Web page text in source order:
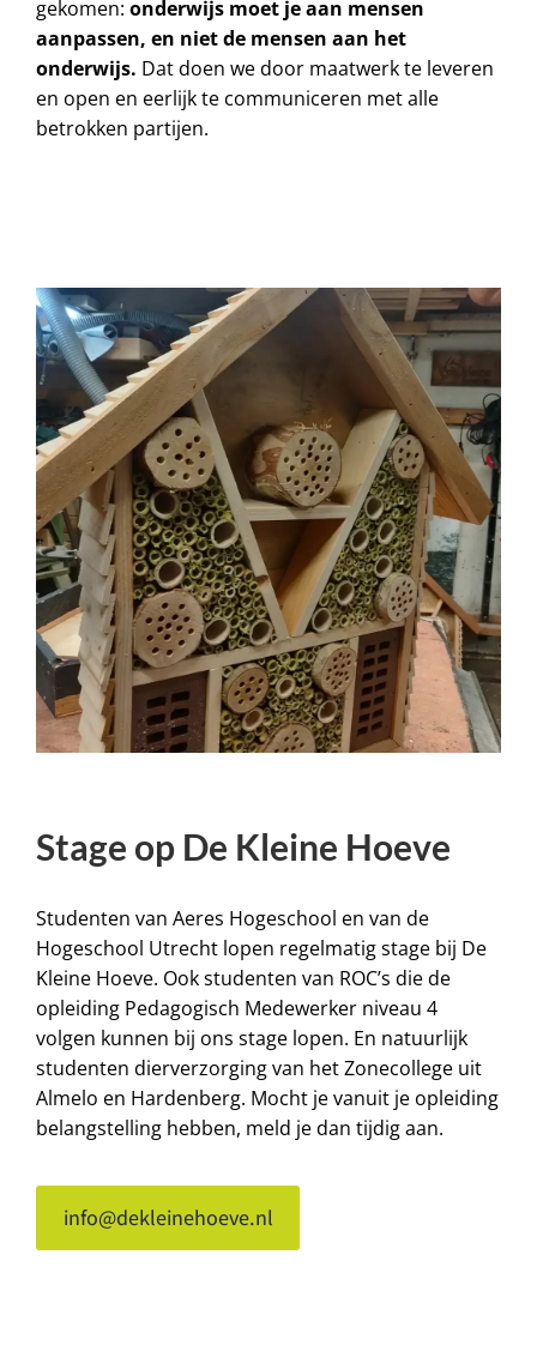
gekomen: onderwijs moet je aan mensen
aanpassen, en niet de mensen aan het
onderwijs. Dat doen we door maatwerk te leveren
en open en eerlijk te communiceren met alle
betrokken partijen.
Stage op De Kleine Hoeve
Studenten van Aeres Hogeschool en van de
Hogeschool Utrecht lopen regelmatig stage bij De
Kleine Hoeve. Ook studenten van ROC’s die de
opleiding Pedagogisch Medewerker niveau 4
volgen kunnen bij ons stage lopen. En natuurlijk
studenten dierverzorging van het Zonecollege uit
Almelo en Hardenberg. Mocht je vanuit je opleiding
belangstelling hebben, meld je dan tijdig aan.
info@dekleinehoeve.nl